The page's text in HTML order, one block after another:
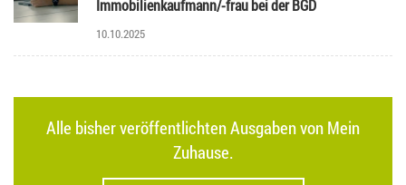
Immobilienkaufmann/-frau bei der BGD
10.10.2025
Alle bisher veröffentlichten Ausgaben von Mein
Zuhause.